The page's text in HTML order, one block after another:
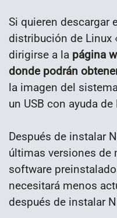
Si quieren descargar
distribución de Linux
dirigirse a la página
donde podrán
la imagen del
un USB con ayuda de
Después de instalar
últimas versiones de
software
necesitará menos
después de instalar